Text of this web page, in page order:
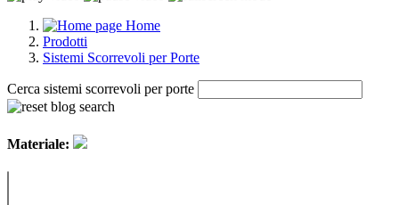
Home
Prodotti
Sistemi Scorrevoli per Porte
Cerca sistemi scorrevoli per porte
Materiale: